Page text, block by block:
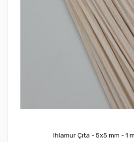
Ihlamur Çıta - 5x5 mm - 1